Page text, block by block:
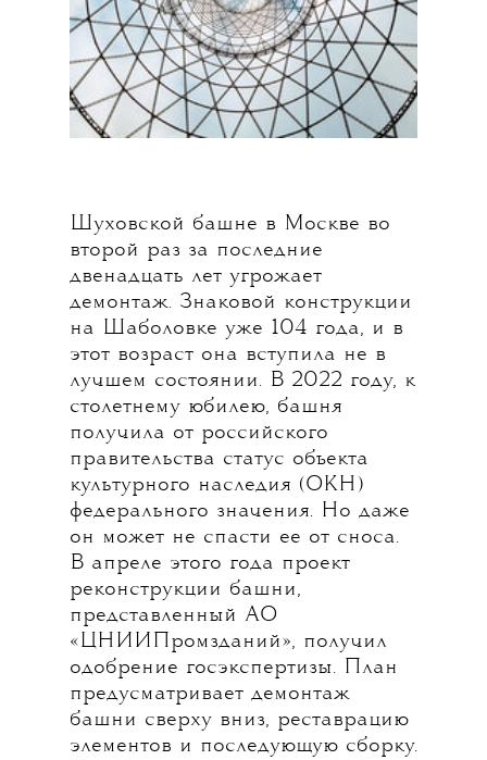
Шуховской башне в Москве во
второй раз за последние
двенадцать лет угрожает
демонтаж. Знаковой конструкции
на Шаболовке уже 104 года, и в
этот возраст она вступила не в
лучшем состоянии. В 2022 году, к
столетнему юбилею, башня
получила от российского
правительства статус объекта
культурного наследия (ОКН)
федерального значения. Но даже
он может не спасти ее от сноса.
В апреле этого года проект
реконструкции башни,
представленный АО
«ЦНИИПромзданий», получил
одобрение госэкспертизы. План
предусматривает демонтаж
башни сверху вниз, реставрацию
элементов и последующую сборку.